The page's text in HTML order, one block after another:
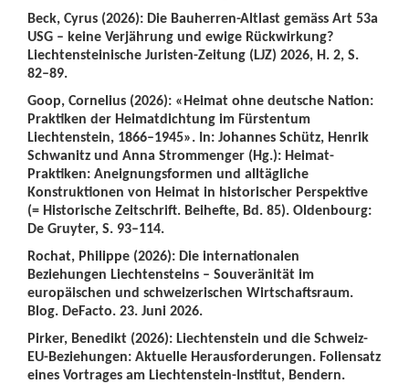
Beck, Cyrus (2026): Die Bauherren-Altlast gemäss Art 53a
USG – keine Verjährung und ewige Rückwirkung?
Liechtensteinische Juristen-Zeitung (LJZ) 2026, H. 2, S.
82–89.
Goop, Cornelius (2026): «Heimat ohne deutsche Nation:
Praktiken der Heimatdichtung im Fürstentum
Liechtenstein, 1866–1945». In: Johannes Schütz, Henrik
Schwanitz und Anna Strommenger (Hg.): Heimat-
Praktiken: Aneignungsformen und alltägliche
Konstruktionen von Heimat in historischer Perspektive
(= Historische Zeitschrift. Beihefte, Bd. 85). Oldenbourg:
De Gruyter, S. 93–114.
Rochat, Philippe (2026): Die internationalen
Beziehungen Liechtensteins – Souveränität im
europäischen und schweizerischen Wirtschaftsraum.
Blog. DeFacto. 23. Juni 2026.
Pirker, Benedikt (2026): Liechtenstein und die Schweiz-
EU-Beziehungen: Aktuelle Herausforderungen. Foliensatz
eines Vortrages am Liechtenstein-Institut, Bendern.